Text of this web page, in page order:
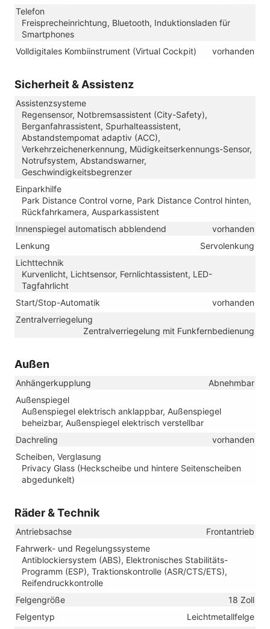
Telefon
Freisprecheinrichtung, Bluetooth, Induktionsladen für
Smartphones
Volldigitales Kombiinstrument (Virtual Cockpit)
vorhanden
Sicherheit & Assistenz
Assistenzsysteme
Regensensor, Notbremsassistent (City-Safety),
Berganfahrassistent, Spurhalteassistent,
Abstandstempomat adaptiv (ACC),
Verkehrzeichenerkennung, Müdigkeitserkennungs-Sensor,
Notrufsystem, Abstandswarner,
Geschwindigkeitsbegrenzer
Einparkhilfe
Park Distance Control vorne, Park Distance Control hinten,
Rückfahrkamera, Ausparkassistent
Innenspiegel automatisch abblendend
vorhanden
Lenkung
Servolenkung
Lichttechnik
Kurvenlicht, Lichtsensor, Fernlichtassistent, LED-
Tagfahrlicht
Start/Stop-Automatik
vorhanden
Zentralverriegelung
Zentralverriegelung mit Funkfernbedienung
Außen
Anhängerkupplung
Abnehmbar
Außenspiegel
Außenspiegel elektrisch anklappbar, Außenspiegel
beheizbar, Außenspiegel elektrisch verstellbar
Dachreling
vorhanden
Scheiben, Verglasung
Privacy Glass (Heckscheibe und hintere Seitenscheiben
abgedunkelt)
Räder & Technik
Antriebsachse
Frontantrieb
Fahrwerk- und Regelungssysteme
Antiblockiersystem (ABS), Elektronisches Stabilitäts-
Programm (ESP), Traktionskontrolle (ASR/CTS/ETS),
Reifendruckkontrolle
Felgengröße
18 Zoll
Felgentyp
Leichtmetallfelge